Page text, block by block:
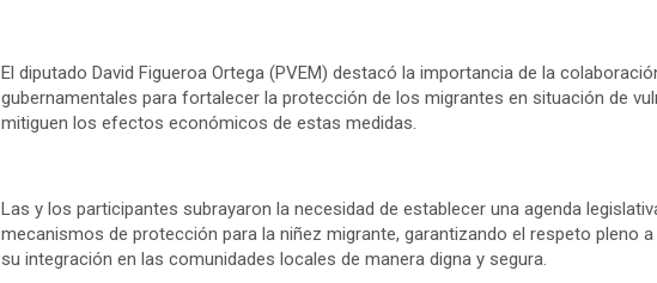
El diputado David Figueroa Ortega (PVEM) destacó la importancia de la
gubernamentales para fortalecer la protección de los migrantes en situación de
mitiguen los efectos económicos de estas medidas.
Las y los participantes subrayaron la necesidad de establecer una agenda
mecanismos de protección para la niñez migrante, garantizando el respeto pleno
su integración en las comunidades locales de manera digna y segura.